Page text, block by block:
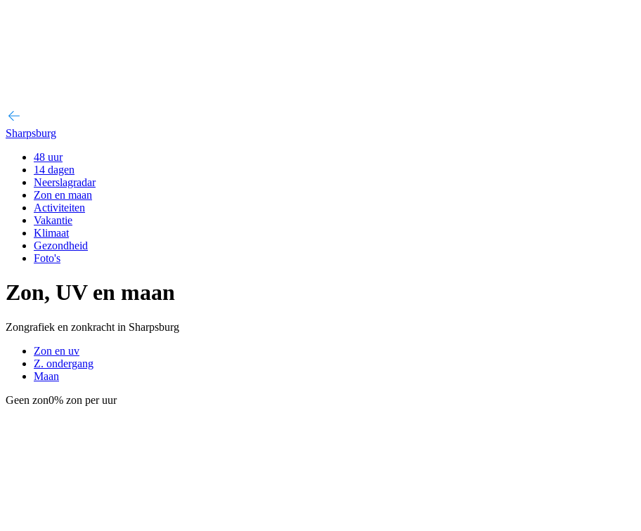
Sharpsburg
48 uur
14 dagen
Neerslagradar
Zon en maan
Activiteiten
Vakantie
Klimaat
Gezondheid
Foto's
Zon, UV en maan
Zongrafiek en zonkracht in Sharpsburg
Zon en uv
Z. ondergang
Maan
Geen zon0% zon per uur